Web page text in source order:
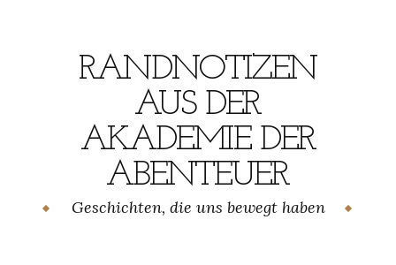
RANDNOTIZEN
AUS DER
AKADEMIE DER
ABENTEUER
Geschichten, die uns bewegt haben